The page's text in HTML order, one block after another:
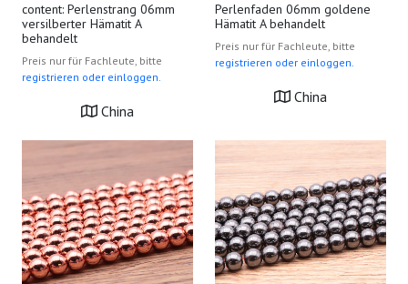
content: Perlenstrang 06mm
versilberter Hämatit A
behandelt
Preis nur für Fachleute, bitte
registrieren oder einloggen.
China
Perlenfaden 06mm goldene
Hämatit A behandelt
Preis nur für Fachleute, bitte
registrieren oder einloggen.
China